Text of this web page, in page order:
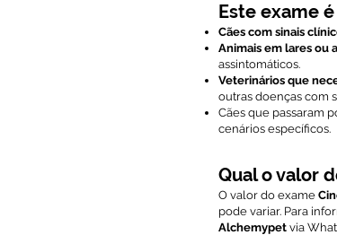
Este exame
Cães com sinais
Animais em lares ou
assintomáticos.
Veterinários que
outras doenças com
Cães que passaram
cenários específicos.
Qual o valor
O valor do exame
pode variar. Para
Alchemypet via